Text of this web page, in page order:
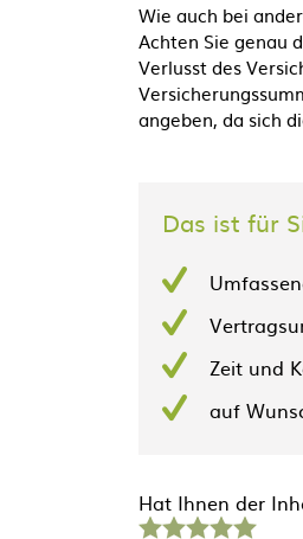
Wie auch bei
Achten Sie genau
Verlusst des
angeben, da sich
Das ist für
Zeit und
auf
Hat Ihnen der
Stern Sterne Sterne Sterne Sterne